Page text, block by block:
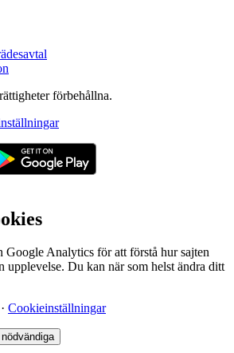
förbehållna.
Google Analytics för att förstå hur sajten
upplevelse. Du kan när som helst ändra ditt
· Cookieinställningar